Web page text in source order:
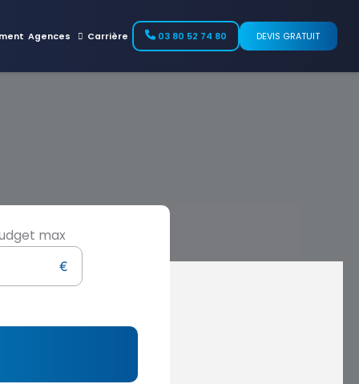
Agences Carrière 03 80 52 74 80 DEVIS GRATUIT
max